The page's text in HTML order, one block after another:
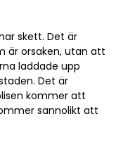
skett. Det är
är orsaken, utan att
laddade upp
Det är
kommer att
sannolikt att